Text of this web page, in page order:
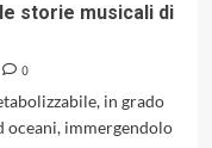
storie musicali di
0
in grado
immergendolo